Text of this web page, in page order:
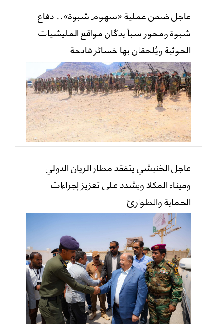
عاجل ضمن عملية «سهوم شبوة».. دفاع
شبوة ومحور سبأ يدكّان مواقع المليشيات
الحوثية ويُلحقان بها خسائر فادحة
عاجل الخنبشي يتفقد مطار الريان الدولي
وميناء المكلا ويشدد على تعزيز إجراءات
الحماية والطوارئ